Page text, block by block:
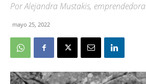
Por Alejandra Mustakis, emprendedora
mayo 25, 2022